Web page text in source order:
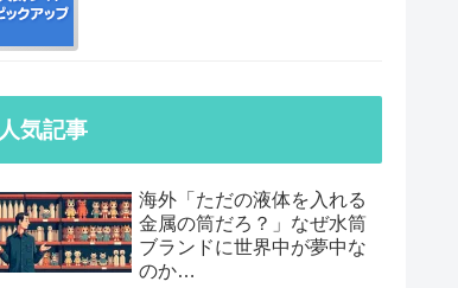
人気記事
海外「ただの液体を入れる
金属の筒だろ？」なぜ水筒
ブランドに世界中が夢中な
のか…